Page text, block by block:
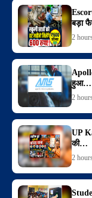
बड़ा
2
हुआ…
2
UP
की…
2